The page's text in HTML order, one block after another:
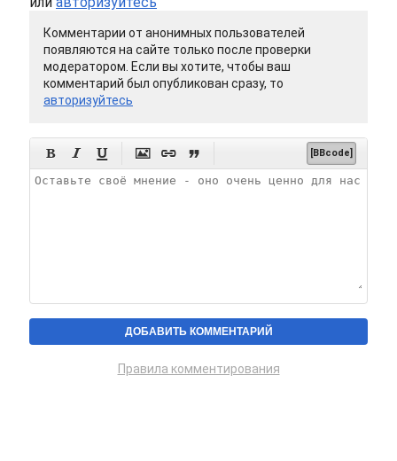
Комментарии от анонимных пользователей
появляются на сайте только после проверки
модератором. Если вы хотите, чтобы ваш
комментарий был опубликован сразу, то
авторизуйтесь
      [BBcode]
Правила комментирования